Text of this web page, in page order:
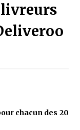
chacun des 20